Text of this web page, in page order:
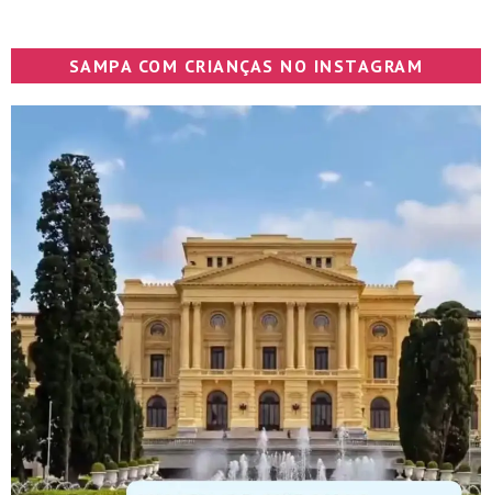
SAMPA COM CRIANÇAS NO INSTAGRAM